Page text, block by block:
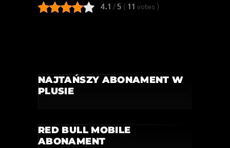
4.1 / 5 ( 11 votes )
NAJTAŃSZY ABONAMENT W
PLUSIE
RED BULL MOBILE
ABONAMENT